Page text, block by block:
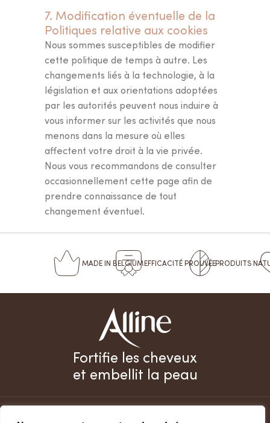
7. Modification éventuelle de la
Politiques relative aux cookies
Nous sommes susceptibles de modifier
cette politique de temps à autre. Les
changements liés à la technologie, à la
législation et aux orientations adoptées
par les autorités peuvent nous induire à
vous informer sur les activités que nous
menons dans la mesure où elles
affectent votre droit à la vie privée.
Nous vous recommandons de consulter
occasionnellement cette page afin de
prendre connaissance de tout
changement éventuel.
MADEIN BELGIUMEFFICACITÉPROUVÉEPRODUITS
Fortifie les cheveux
et embellit la peau